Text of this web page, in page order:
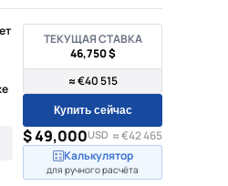
ТЕКУЩАЯ СТАВКА
46,750 $
≈ €40 515
Купить сейчас
$ 49,000USD ≈ €42 465
Калькулятор
для ручного расчёта